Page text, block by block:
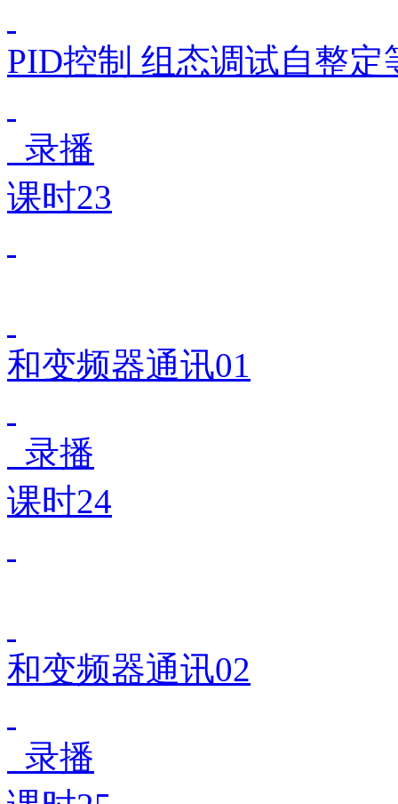
PID控制 组态调试自整定
录播
课时23
和变频器通讯01
录播
课时24
和变频器通讯02
录播